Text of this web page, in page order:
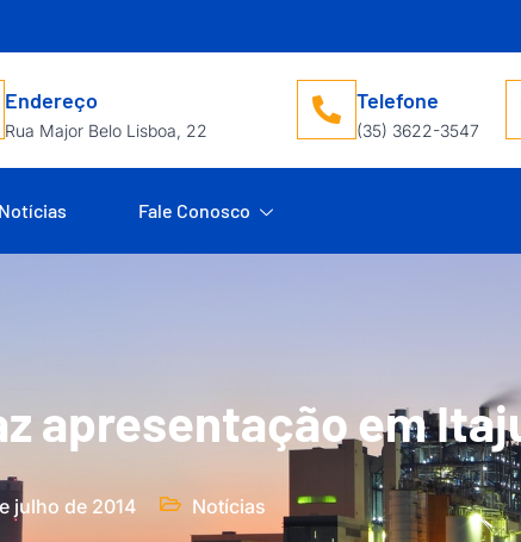
Endereço
Rua Major Belo Lisboa, 22
Telefone
(35) 3622-3547
Notícias Fale Conosco
apresentação em
julho de 2014 Notícias